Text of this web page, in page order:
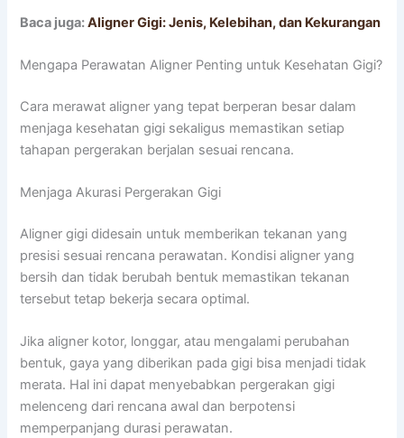
Baca juga:Aligner Gigi: Jenis, Kelebihan, dan Kekurangan
Mengapa Perawatan Aligner Penting untuk Kesehatan Gigi?
Cara merawat aligner yang tepat berperan besar dalam
menjaga kesehatan gigi sekaligus memastikan setiap
tahapan pergerakan berjalan sesuai rencana.
Menjaga Akurasi Pergerakan Gigi
Aligner gigi didesain untuk memberikan tekanan yang
presisi sesuai rencana perawatan. Kondisi aligner yang
bersih dan tidak berubah bentuk memastikan tekanan
tersebut tetap bekerja secara optimal.
Jika aligner kotor, longgar, atau mengalami perubahan
bentuk, gaya yang diberikan pada gigi bisa menjadi tidak
merata. Hal ini dapat menyebabkan pergerakan gigi
melenceng dari rencana awal dan berpotensi
memperpanjang durasi perawatan.